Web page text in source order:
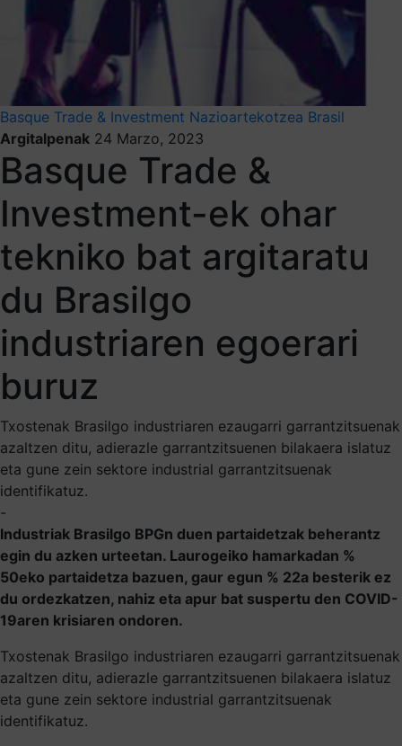
Basque Trade & Investment Nazioartekotzea Brasil
Argitalpenak 24 Marzo, 2023
Basque Trade &
Investment-ek ohar
tekniko bat argitaratu
du Brasilgo
industriaren egoerari
buruz
Txostenak Brasilgo industriaren ezaugarri garrantzitsuenak
azaltzen ditu, adierazle garrantzitsuenen bilakaera islatuz
eta gune zein sektore industrial garrantzitsuenak
identifikatuz.
-
Industriak Brasilgo BPGn duen partaidetzak beherantz
egin du azken urteetan. Laurogeiko hamarkadan %
50eko partaidetza bazuen, gaur egun % 22a besterik ez
du ordezkatzen, nahiz eta apur bat suspertu den COVID-
19aren krisiaren ondoren.
Txostenak Brasilgo industriaren ezaugarri garrantzitsuenak
azaltzen ditu, adierazle garrantzitsuenen bilakaera islatuz
eta gune zein sektore industrial garrantzitsuenak
identifikatuz.